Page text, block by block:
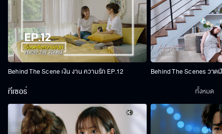
Behind The Scene เงิน งาน ความรัก EP.12 Behind The Scenes วาด
ทีเซอร์ ทั้งหมด